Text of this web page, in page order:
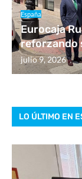
España
Eurocaja
reforzando
julio 9, 2026
LO ÚLTIMO EN